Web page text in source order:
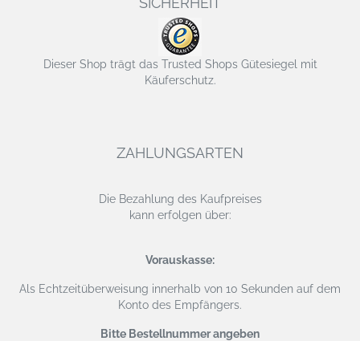
Dieser Shop trägt das Trusted Shops Gütesiegel mit
Käuferschutz.
ZAHLUNGSARTEN
Die Bezahlung des Kaufpreises
kann erfolgen über:
Vorauskasse:
Als Echtzeitüberweisung innerhalb von 10 Sekunden auf dem
Konto des Empfängers.
Bitte Bestellnummer angeben